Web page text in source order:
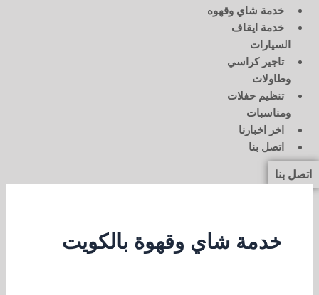
خدمة شاي وقهوه
خدمة ايقاف
السيارات
تاجير كراسي
وطاولات
تنظيم حفلات
ومناسبات
اخر اخبارنا
اتصل بنا
اتصل بنا
خدمة شاي وقهوة بالكويت